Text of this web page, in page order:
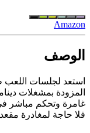
Amazon
الوصف
غامرة وتحكم مباشر
فلا حاجة لمغادرة